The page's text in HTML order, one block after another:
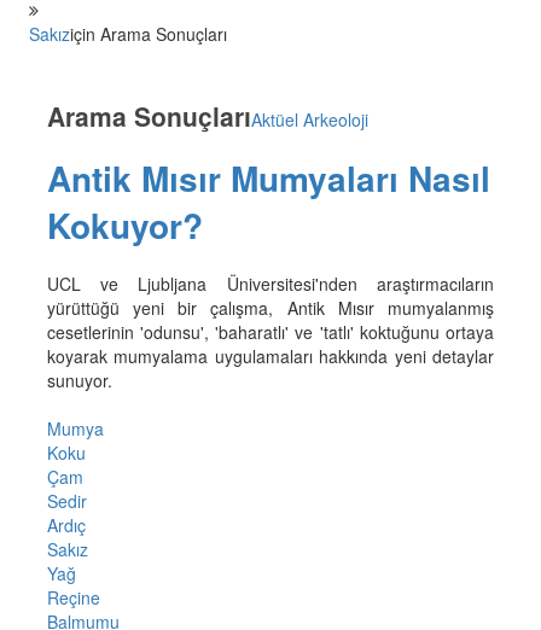
Sakıziçin Arama Sonuçları
Arama SonuçlarıAktüel Arkeoloji
Antik Mısır Mumyaları Nasıl
Kokuyor?
UCL ve Ljubljana Üniversitesi'nden araştırmacıların
yürüttüğü yeni bir çalışma, Antik Mısır mumyalanmış
cesetlerinin 'odunsu', 'baharatlı' ve 'tatlı' koktuğunu ortaya
koyarak mumyalama uygulamaları hakkında yeni detaylar
sunuyor.
Mumya
Koku
Çam
Sedir
Ardıç
Sakız
Yağ
Reçine
Balmumu